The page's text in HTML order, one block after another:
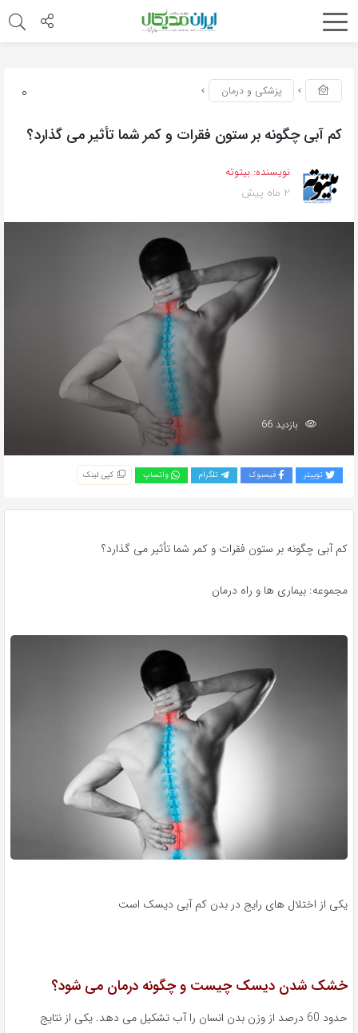
0 پزشکی و درمان
کم آبی چگونه بر ستون فقرات و کمر شما تأثیر می گذارد؟
نویسنده: بیتوته
2 ماه پیش
بازدید 66
توییتر فیسبوک تلگرام واتساپ کپی لینک
کم آبی چگونه بر ستون فقرات و کمر شما تأثیر می گذارد؟
مجموعه: بیماری ها و راه درمان
یکی از اختلال های رایج در بدن کم آبی دیسک است
خشک شدن دیسک چیست و چگونه درمان می شود؟
حدود 60 درصد از وزن بدن انسان را آب تشکیل می دهد. یکی از نتایج